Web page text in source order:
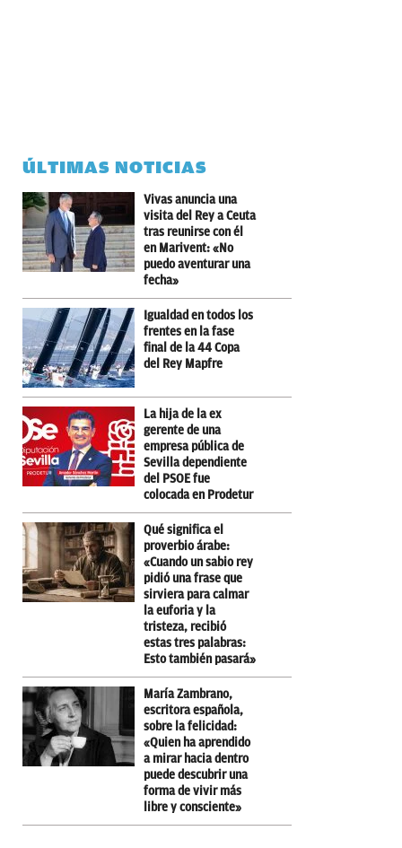
ÚLTIMAS NOTICIAS
Vivas anuncia una
visita del Rey a Ceuta
tras reunirse con él
en Marivent: «No
puedo aventurar una
fecha»
Igualdad en todos los
frentes en la fase
final de la 44 Copa
del Rey Mapfre
La hija de la ex
gerente de una
empresa pública de
Sevilla dependiente
del PSOE fue
colocada en Prodetur
Qué significa el
proverbio árabe:
«Cuando un sabio rey
pidió una frase que
sirviera para calmar
la euforia y la
tristeza, recibió
estas tres palabras:
Esto también pasará»
María Zambrano,
escritora española,
sobre la felicidad:
«Quien ha aprendido
a mirar hacia dentro
puede descubrir una
forma de vivir más
libre y consciente»